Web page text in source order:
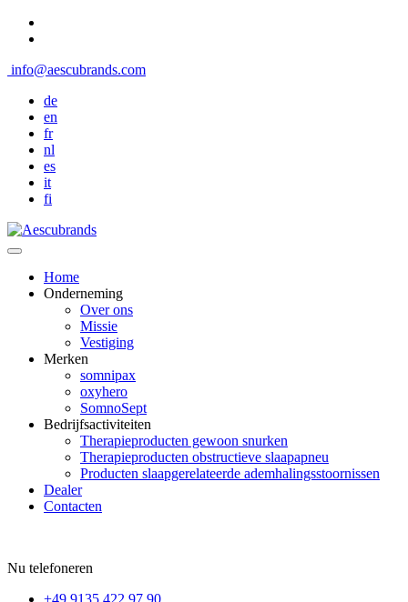
info@aescubrands.com
de
en
fr
nl
es
it
fi
Home
Onderneming
Over ons
Missie
Vestiging
Merken
somnipax
oxyhero
SomnoSept
Bedrijfsactiviteiten
Therapieproducten gewoon snurken
Therapieproducten obstructieve slaapapneu
Producten slaapgerelateerde ademhalingsstoornissen
Dealer
Contacten
Nu telefoneren
+49 9135 422 97 90